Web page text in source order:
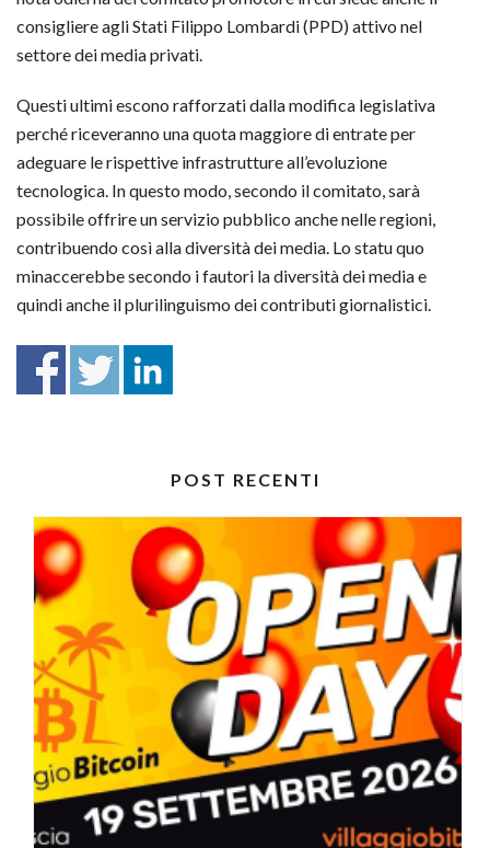
consigliere agli Stati Filippo Lombardi (PPD) attivo nel
settore dei media privati.
Questi ultimi escono rafforzati dalla modifica legislativa
perché riceveranno una quota maggiore di entrate per
adeguare le rispettive infrastrutture all’evoluzione
tecnologica. In questo modo, secondo il comitato, sarà
possibile offrire un servizio pubblico anche nelle regioni,
contribuendo così alla diversità dei media. Lo statu quo
minaccerebbe secondo i fautori la diversità dei media e
quindi anche il plurilinguismo dei contributi giornalistici.
POST RECENTI